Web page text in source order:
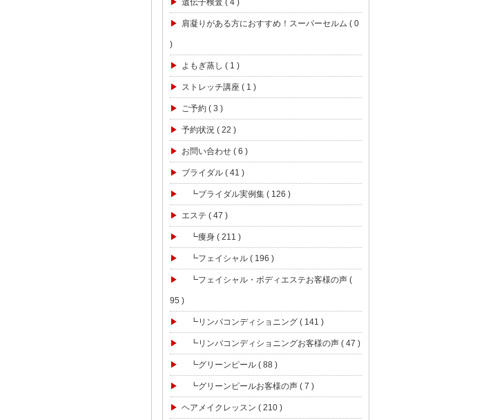
遺伝子検査 ( 4 )
肩凝りがある方におすすめ！スーパーセルム ( 0
)
よもぎ蒸し ( 1 )
ストレッチ講座 ( 1 )
ご予約 ( 3 )
予約状況 ( 22 )
お問い合わせ ( 6 )
ブライダル ( 41 )
┗ブライダル実例集 ( 126 )
エステ ( 47 )
┗痩身 ( 211 )
┗フェイシャル ( 196 )
┗フェイシャル・ボディエステお客様の声 (
95 )
┗リンパコンディショニング ( 141 )
┗リンパコンディショニングお客様の声 ( 47 )
┗グリーンピール ( 88 )
┗グリーンピールお客様の声 ( 7 )
ヘアメイクレッスン ( 210 )